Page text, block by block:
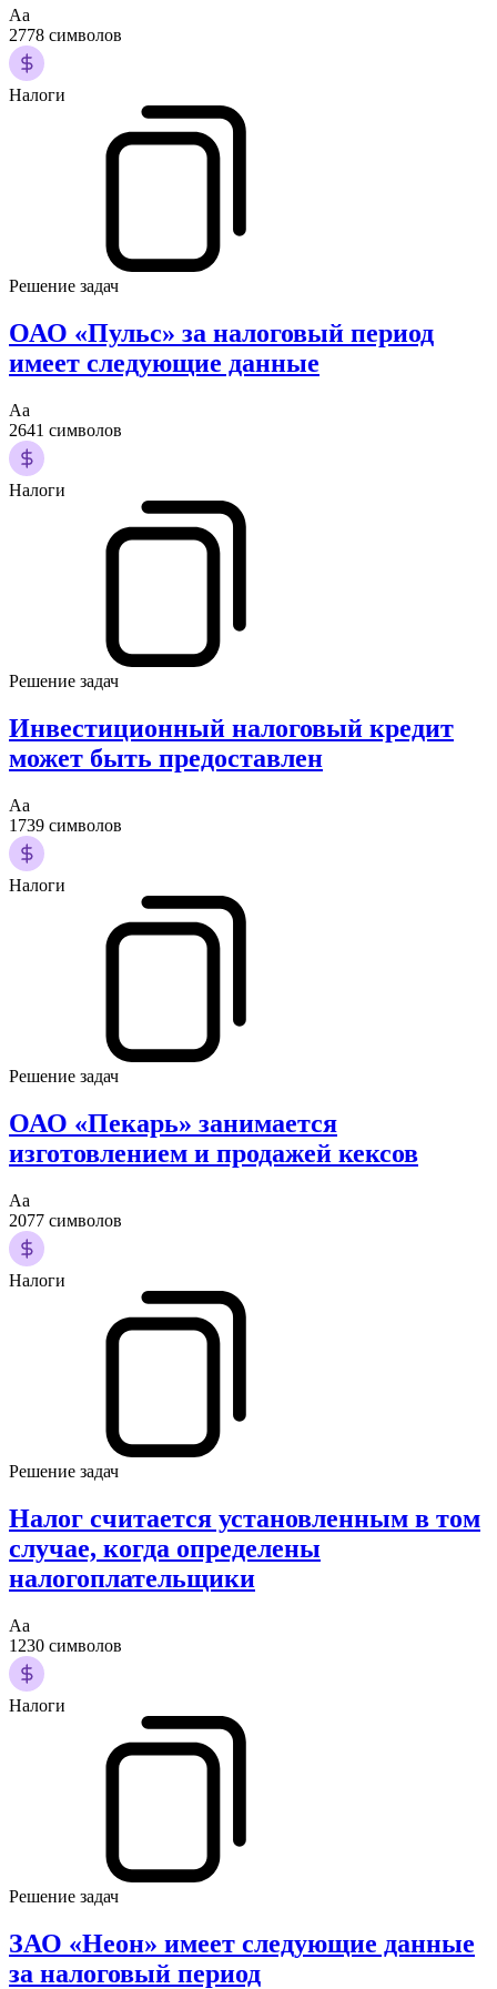
Аа
2778 символов
Налоги
Решение задач
ОАО «Пульс» за налоговый период
имеет следующие данные
Аа
2641 символов
Налоги
Решение задач
Инвестиционный налоговый кредит
может быть предоставлен
Аа
1739 символов
Налоги
Решение задач
ОАО «Пекарь» занимается
изготовлением и продажей кексов
Аа
2077 символов
Налоги
Решение задач
Налог считается установленным в том
случае, когда определены
налогоплательщики
Аа
1230 символов
Налоги
Решение задач
ЗАО «Неон» имеет следующие данные
за налоговый период